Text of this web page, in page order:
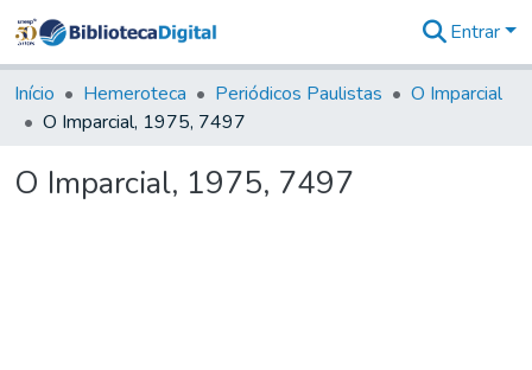
&
Coleções
Tudo na
Digital
Entrar
Início Hemeroteca Periódicos Paulistas
O Imparcial
O Imparcial, 1975, 7497
O Imparcial, 1975, 7497